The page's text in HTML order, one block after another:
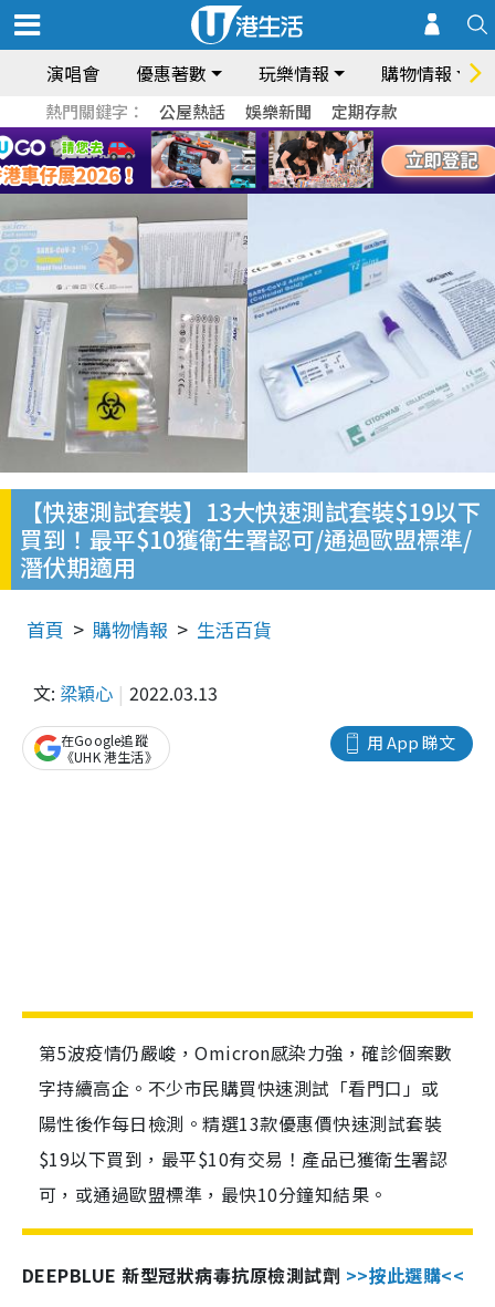
演唱會 優惠著數 玩樂情報 購物情報
熱門關鍵字： 公屋熱話 娛樂新聞 定期存款
【快速測試套裝】13大快速測試套裝$19以下
買到！最平$10獲衛生署認可/通過歐盟標準/
潛伏期適用
首頁 購物情報 生活百貨
文: 梁穎心 2022.03.13
用 App 睇文
在Google追蹤
《UHK 港生活》
第5波疫情仍嚴峻，Omicron感染力強，確診個案數
字持續高企。不少市民購買快速測試「看門口」或
陽性後作每日檢測。精選13款優惠價快速測試套裝
$19以下買到，最平$10有交易！產品已獲衛生署認
可，或通過歐盟標準，最快10分鐘知結果。
DEEPBLUE 新型冠狀病毒抗原檢測試劑 >>按此選購<<